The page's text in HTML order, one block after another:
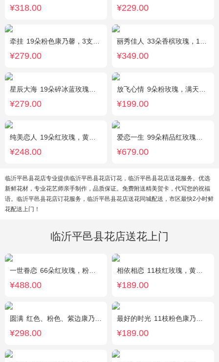
¥318.00 ¥229.00
牵挂 19朵粉色康乃馨，3支多头粉百合，黄莺搭配
¥279.00
丽秀佳人 33朵香槟玫瑰，1条灯带，桔梗、绿叶搭配
¥349.00
星辰大海 19朵碎冰蓝玫瑰，尤加利绿叶搭配
¥279.00
放飞心情 9朵粉玫瑰，满天星、栀子叶适量
¥199.00
纯美恋人 19朵红玫瑰，黄莺、满天星、绿叶适量点缀
¥248.00
爱恋一生 99朵精品红玫瑰，搭配适量相思梅。
¥679.00
临沂平邑县花店专业提供临沂平邑县花店订花，临沂平邑县花店送花服务。优选
新鲜花材，专业花艺师亲手制作，品质保证。免费附送精美贺卡，代写您的祝福
语。临沂平邑县花店订花服务，临沂平邑县花店送花同城配送，市区最快2小时鲜
花配送上门！
临沂平邑县花店送花上门
一世眷恋 66朵红玫瑰，粉色石竹梅外围丰满围边，黑色丝带搭配
¥488.00
相依相恋 11枝红玫瑰，黄莺、满天星适量点缀，另加2只可爱小熊公仔。(小熊以实物为准)
¥189.00
圆满 红色、粉色、紫边康乃馨共16枝，红玫瑰7枝，粉色多头香水百合2枝，粉桔梗、叶上黄金、绿叶搭配。（如紫边康乃馨缺货，默认用其他颜色替代）
¥298.00
最好的时光 11枝粉色康乃馨，2枝粉色多头香水百合，栀子叶适量
¥189.00